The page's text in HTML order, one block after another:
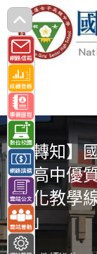
跳
轉
至
主
要
內
容 【轉知】
區高中優
異化教學
坊」